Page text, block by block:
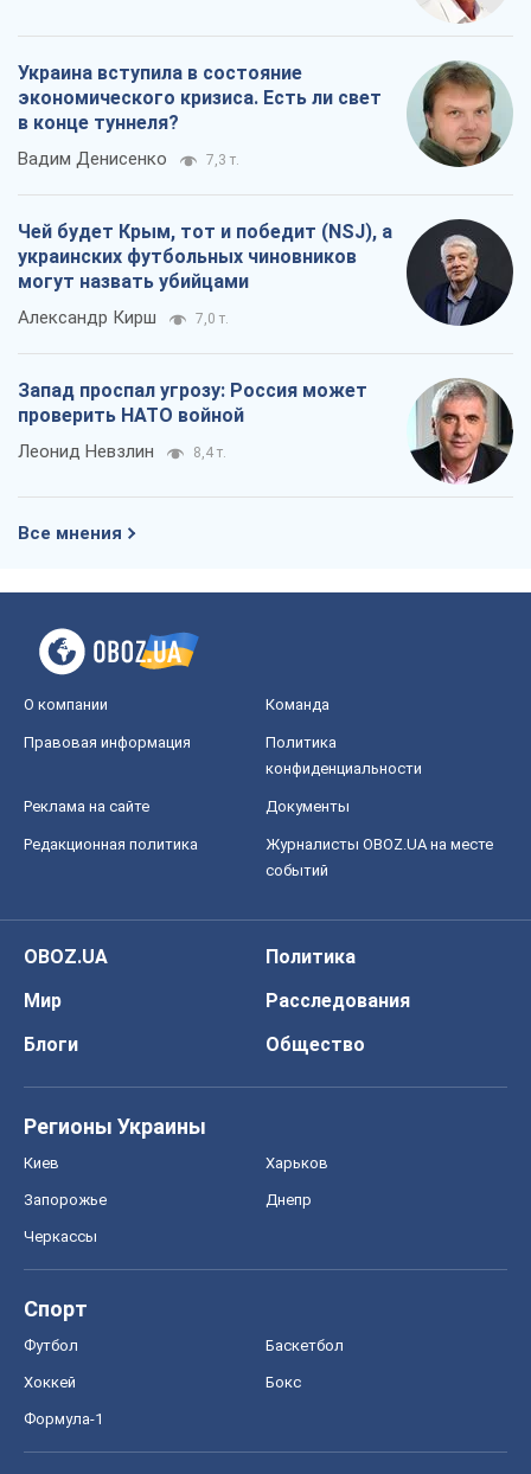
Украина вступила в состояние
экономического кризиса. Есть ли свет
в конце туннеля?
Вадим Денисенко 7,3 т.
Чей будет Крым, тот и победит (NSJ), а
украинских футбольных чиновников
могут назвать убийцами
Александр Кирш 7,0 т.
Запад проспал угрозу: Россия может
проверить НАТО войной
Леонид Невзлин 8,4 т.
Все мнения
О компании Команда
Правовая информация
Политика
конфиденциальности
Реклама на сайте Документы
Редакционная политика
Журналисты OBOZ.UA на месте
событий
OBOZ.UA
Политика
Мир
Расследования
Блоги
Общество
Регионы Украины
Киев Харьков
Запорожье Днепр
Черкассы
Спорт
Футбол Баскетбол
Хоккей Бокс
Формула-1